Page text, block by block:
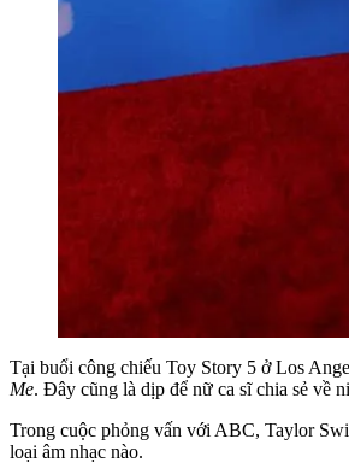
Tại buổi công chiếu Toy Story 5 ở Los
Me. Đây cũng là dịp để nữ ca sĩ chia sẻ về
Trong cuộc phỏng vấn với ABC, Taylor
loại âm nhạc nào.